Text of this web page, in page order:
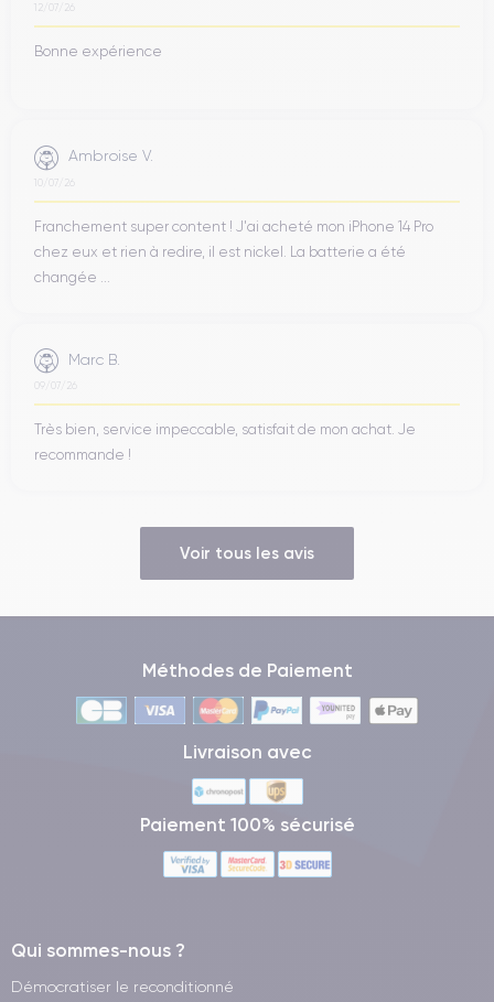
12/07/26
Bonne expérience
Ambroise V.
10/07/26
Franchement super content ! J'ai acheté mon iPhone 14 Pro
chez eux et rien à redire, il est nickel. La batterie a été
changée ...
Marc B.
09/07/26
Très bien, service impeccable, satisfait de mon achat. Je
recommande !
Voir tous les avis
Méthodes de Paiement
Livraison avec
Paiement 100% sécurisé
Qui sommes-nous ?
Démocratiser le reconditionné